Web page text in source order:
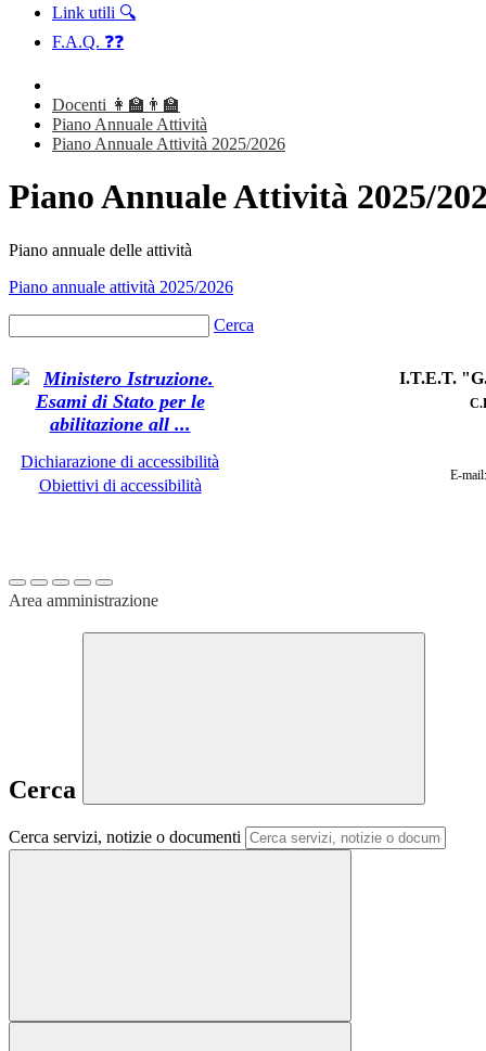
Link utili 🔍
F.A.Q. ❓❓
Docenti 👩‍🏫👨‍🏫
Piano Annuale Attività
Piano Annuale Attività 2025/2026
Piano Annuale Attività 2025/
Piano annuale delle attività
Piano annuale attività 2025/2026
Cerca
Dichiarazione di accessibilità
Obiettivi di accessibilità
I.T.E.T.
C
E-
Area amministrazione
Cerca
Cerca servizi, notizie o documenti